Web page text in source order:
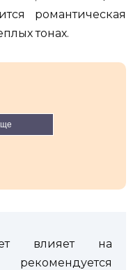
романтическая
тонах.
влияет на